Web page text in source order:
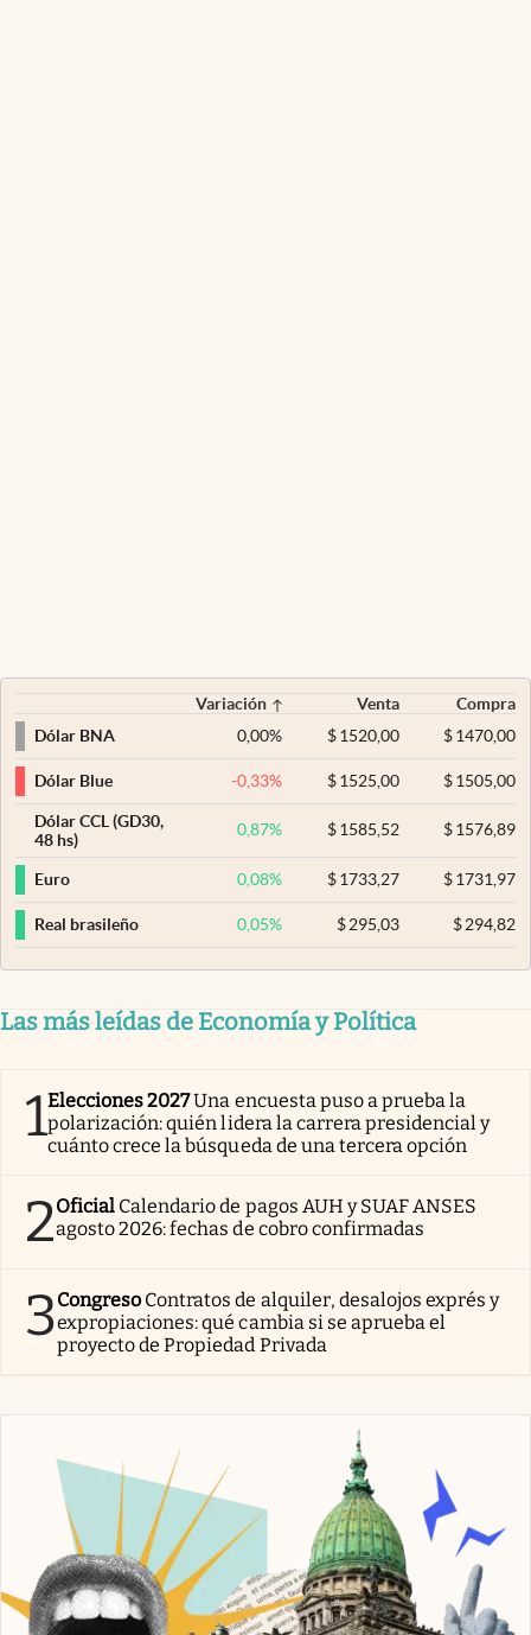
Variación Venta
Compra
Dólar BNA
0,00% $ 1520,00 $1470,00
Dólar Blue -0,33% $ 1525,00 $1505,00
Dólar CCL (GD30,
48 hs)
0,87% $ 1585,52 $1576,89
Euro 0,08% $ 1733,27 $1731,97
Real brasileño 0,05% $ 295,03 $294,82
Las más leídas de Economía y Política
1Elecciones 2027Una encuesta puso a prueba la
polarización: quién lidera la carrera presidencial y
cuánto crece la búsqueda de una tercera opción
2Oficial Calendario de pagos AUH y SUAF ANSES
agosto 2026: fechas de cobro confirmadas
3Congreso Contratos de alquiler, desalojos exprés y
expropiaciones: qué cambia si se aprueba el
proyecto de Propiedad Privada